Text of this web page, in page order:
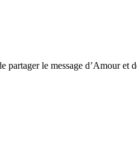
partager le message d’Amour et